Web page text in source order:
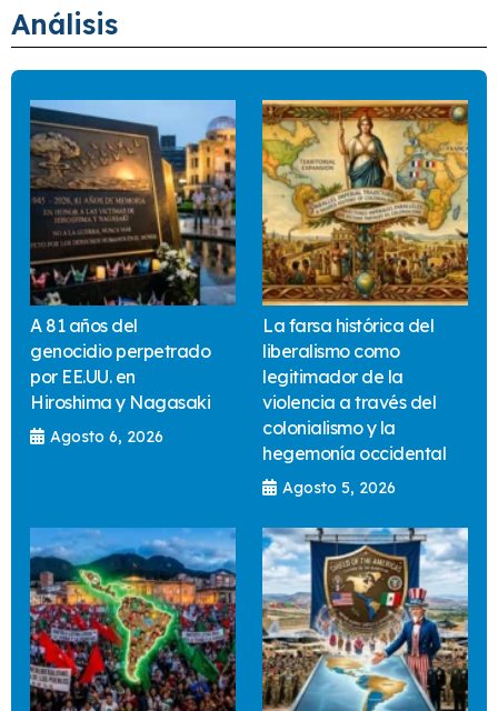
Análisis
A 81 años del
genocidio perpetrado
por EE.UU. en
Hiroshima y Nagasaki
Agosto 6, 2026
La farsa histórica del
liberalismo como
legitimador de la
violencia a través del
colonialismo y la
hegemonía occidental
Agosto 5, 2026